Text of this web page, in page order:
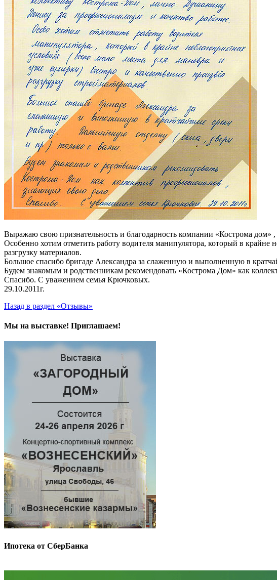
Выражаю свою признательность и благодарность компании «Кострома дом»
Особенно хотим отметить работу водителя манипулятора, который в
разгрузку материалов.
Большое спасибо бригаде Александра за слаженную и выполненную в
Будем знакомым и родственникам рекомендовать «Кострома Дом» как
Спасибо. С уважением семья Крючковых.
29.10.2011г.
Назад в раздел «Отзывы»
Мы на выставке! Приглашаем!
Ипотека от СберБанка